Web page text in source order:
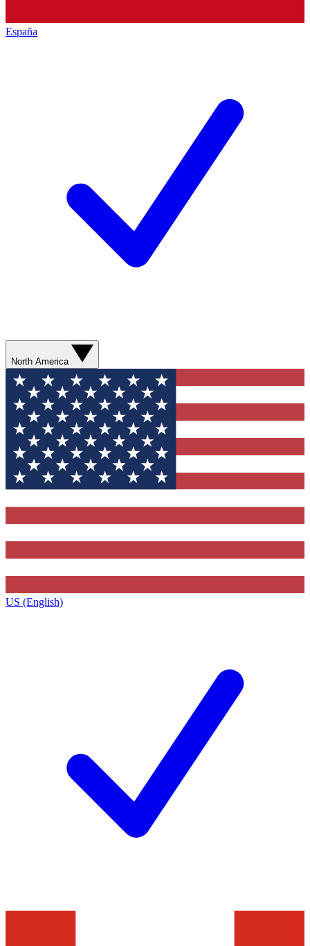
España
North America
US (English)